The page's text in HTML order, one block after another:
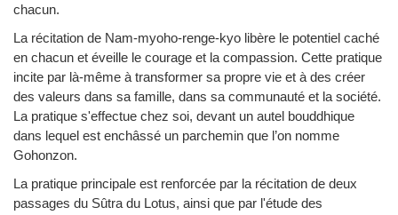
chacun.
La récitation de Nam-myoho-renge-kyo libère le potentiel caché
en chacun et éveille le courage et la compassion. Cette pratique
incite par là-même à transformer sa propre vie et à des créer
des valeurs dans sa famille, dans sa communauté et la société.
La pratique s'effectue chez soi, devant un autel bouddhique
dans lequel est enchâssé un parchemin que l’on nomme
Gohonzon.
La pratique principale est renforcée par la récitation de deux
passages du Sûtra du Lotus, ainsi que par l'étude des